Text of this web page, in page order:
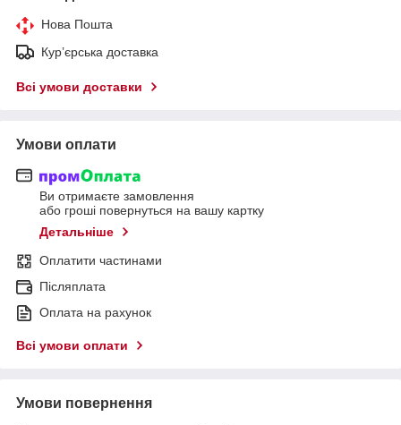
Нова Пошта
Кур’єрська доставка
Всі умови доставки
Умови оплати
Ви отримаєте замовлення
або гроші повернуться на вашу картку
Детальніше
Оплатити частинами
Післяплата
Оплата на рахунок
Всі умови оплати
Умови повернення